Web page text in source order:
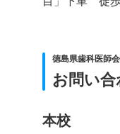
徳島県歯科医師
お問い
本校